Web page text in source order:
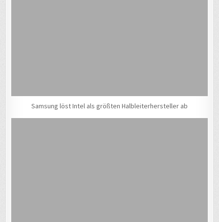
Samsung löst Intel als größten Halbleiterhersteller ab